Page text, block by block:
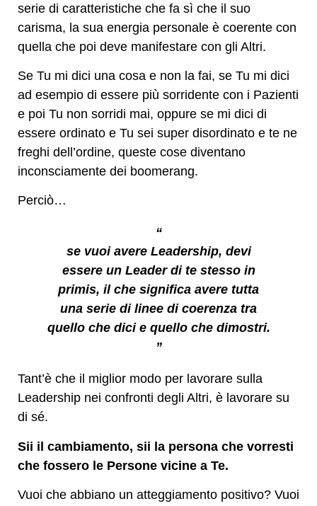
serie di caratteristiche che fa sì che il suo
carisma, la sua energia personale è coerente con
quella che poi deve manifestare con gli Altri.
Se Tu mi dici una cosa e non la fai, se Tu mi dici
ad esempio di essere più sorridente con i Pazienti
e poi Tu non sorridi mai, oppure se mi dici di
essere ordinato e Tu sei super disordinato e te ne
freghi dell’ordine, queste cose diventano
inconsciamente dei boomerang.
Perciò…
“
se vuoi avere Leadership, devi
essere un Leader di te stesso in
primis, il che significa avere tutta
una serie di linee di coerenza tra
quello che dici e quello che dimostri.
”
Tant’è che il miglior modo per lavorare sulla
Leadership nei confronti degli Altri, è lavorare su
di sé.
Sii il cambiamento, sii la persona che vorresti
che fossero le Persone vicine a Te.
Vuoi che abbiano un atteggiamento positivo? Vuoi